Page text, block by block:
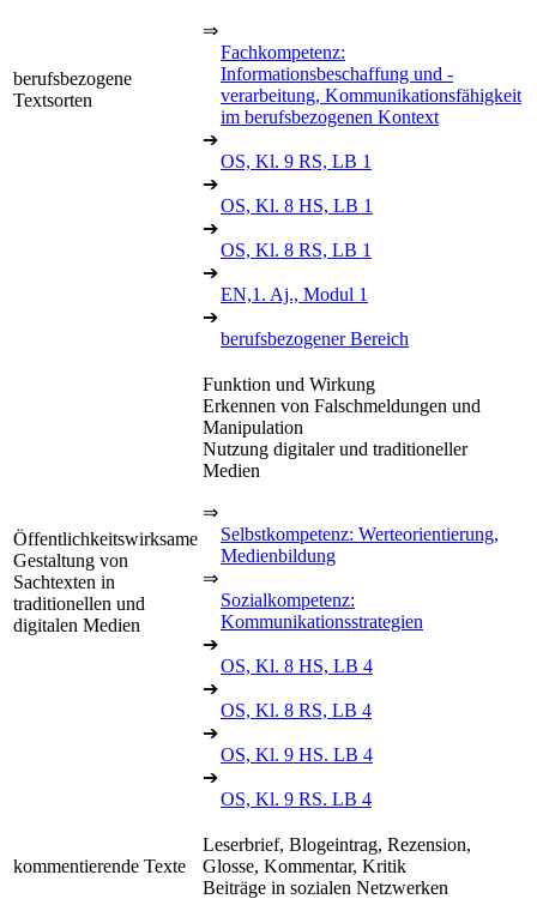
berufsbezogene
Textsorten
⇒
Fachkompetenz:
Informationsbeschaffung und -
verarbeitung, Kommunikationsfähigkeit
im berufsbezogenen Kontext
➔
OS, Kl. 9 RS, LB 1
➔
OS, Kl. 8 HS, LB 1
➔
OS, Kl. 8 RS, LB 1
➔
EN,1. Aj., Modul 1
➔
berufsbezogener Bereich
Öffentlichkeitswirksame
Gestaltung von
Sachtexten in
traditionellen und
digitalen Medien
Funktion und Wirkung
Erkennen von Falschmeldungen und
Manipulation
Nutzung digitaler und traditioneller
Medien
⇒
Selbstkompetenz: Werteorientierung,
Medienbildung
⇒
Sozialkompetenz:
Kommunikationsstrategien
➔
OS, Kl. 8 HS, LB 4
➔
OS, Kl. 8 RS, LB 4
➔
OS, Kl. 9 HS. LB 4
➔
OS, Kl. 9 RS. LB 4
kommentierende Texte
Leserbrief, Blogeintrag, Rezension,
Glosse, Kommentar, Kritik
Beiträge in sozialen Netzwerken